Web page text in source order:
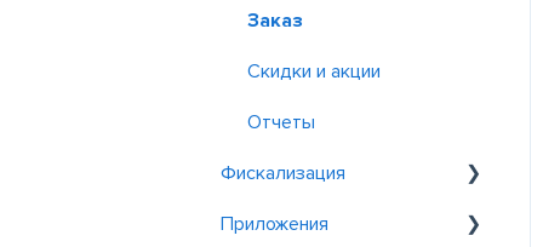
Заказ
Скидки и акции
Отчеты
Фискализация
Фискализация в
Приложения